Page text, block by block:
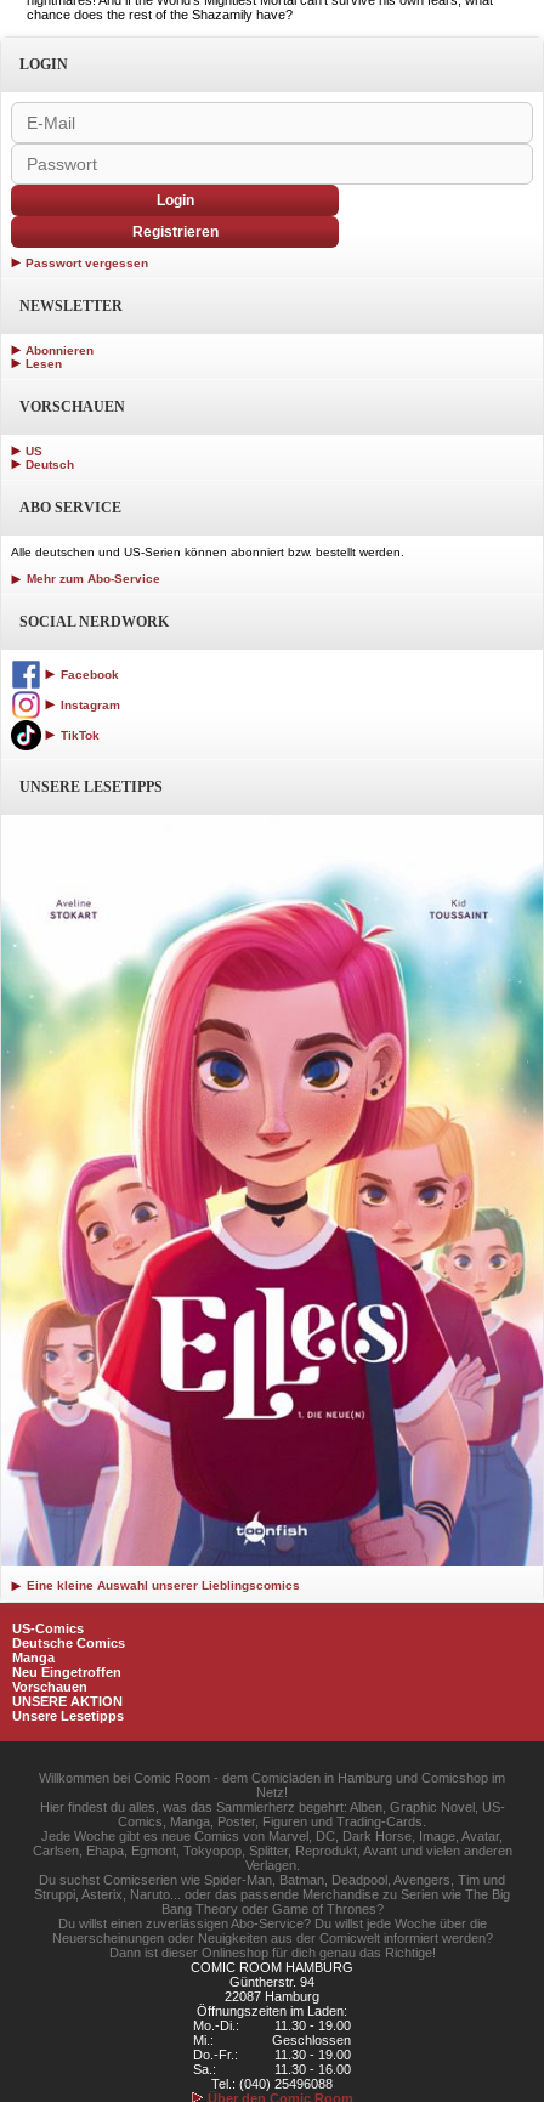
chance does the rest of the Shazamily have?
LOGIN
Login
Registrieren
Passwort vergessen
NEWSLETTER
Abonnieren
Lesen
VORSCHAUEN
US
Deutsch
ABO SERVICE
Alle deutschen und US-Serien können abonniert bzw. bestellt werden.
Mehr zum Abo-Service
SOCIAL NERDWORK
Facebook
Instagram
TikTok
UNSERE LESETIPPS
Eine kleine Auswahl unserer Lieblingscomics
US-Comics
Deutsche Comics
Manga
Neu Eingetroffen
Vorschauen
UNSERE AKTION
Unsere Lesetipps
Willkommen bei Comic Room - dem Comicladen in Hamburg und Comicshop im
Netz!
Hier findest du alles, was das Sammlerherz begehrt: Alben, Graphic Novel, US-
Comics, Manga, Poster, Figuren und Trading-Cards.
Jede Woche gibt es neue Comics von Marvel, DC, Dark Horse, Image, Avatar,
Carlsen, Ehapa, Egmont, Tokyopop, Splitter, Reprodukt, Avant und vielen anderen
Verlagen.
Du suchst Comicserien wie Spider-Man, Batman, Deadpool, Avengers, Tim und
Struppi, Asterix, Naruto... oder das passende Merchandise zu Serien wie The Big
Bang Theory oder Game of Thrones?
Du willst einen zuverlässigen Abo-Service? Du willst jede Woche über die
Neuerscheinungen oder Neuigkeiten aus der Comicwelt informiert werden?
Dann ist dieser Onlineshop für dich genau das Richtige!
COMIC ROOM HAMBURG
Güntherstr. 94
22087 Hamburg
Öffnungszeiten im Laden:
Mo.-Di.:
11.30 - 19.00
Mi.:
Geschlossen
Do.-Fr.:
11.30 - 19.00
Sa.:
11.30 - 16.00
Tel.: (040) 25496088
Über den Comic Room